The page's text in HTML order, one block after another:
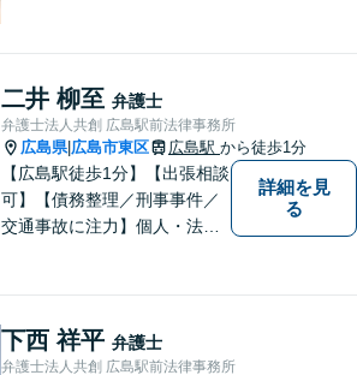
二井 柳至 弁護士
弁護士法人共創 広島駅前法律事務所
広島県| 広島市東区 広島駅 から徒歩1分
【広島駅徒歩1分】【出張相談
可】【債務整理／刑事事件／
交通事故に注力】個人・法人
の「平和」が実現できるよ
う、依頼者一人ひとりに寄り
詳細を見
る
下西 祥平 弁護士
弁護士法人共創 広島駅前法律事務所